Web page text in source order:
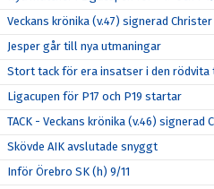
Veckans krönika (v.47) signerad
Jesper går till nya utmaningar
Stort tack för era insatser i den rödvita
Ligacupen för P17 och P19 startar
TACK - Veckans krönika (v.46) signerad
Skövde AIK avslutade snyggt
Inför Örebro SK (h) 9/11